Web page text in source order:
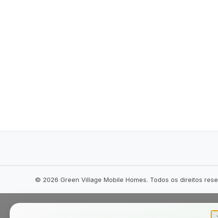
© 2026 Green Village Mobile Homes. Todos os direitos